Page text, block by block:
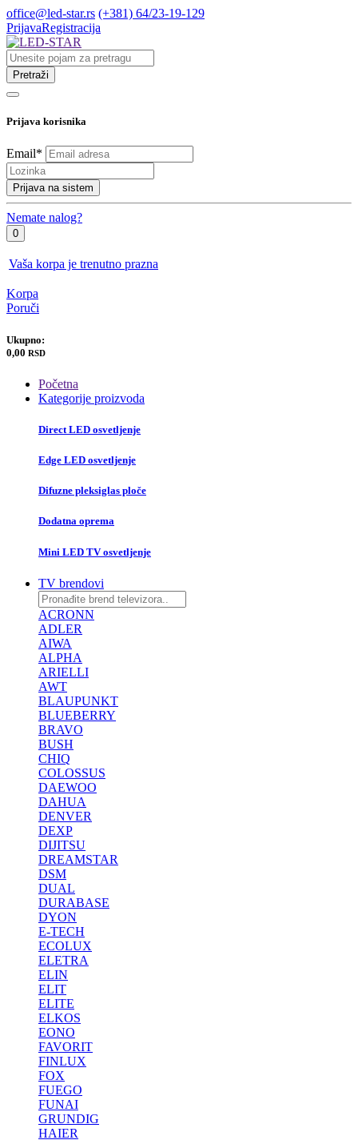
office@led-star.rs (+381) 64/23-19-129
PrijavaRegistracija
Pretraži
Prijava korisnika
Email*
Prijava na sistem
Nemate nalog?
0
Vaša korpa je trenutno prazna
Korpa
Poruči
Ukupno:
0,00 RSD
Početna
Kategorije proizvoda
Direct LED osvetljenje
Edge LED osvetljenje
Difuzne pleksiglas ploče
Dodatna oprema
Mini LED TV osvetljenje
TV brendovi
ACRONN
ADLER
AIWA
ALPHA
ARIELLI
AWT
BLAUPUNKT
BLUEBERRY
BRAVO
BUSH
CHIQ
COLOSSUS
DAEWOO
DAHUA
DENVER
DEXP
DIJITSU
DREAMSTAR
DSM
DUAL
DURABASE
DYON
E-TECH
ECOLUX
ELETRA
ELIN
ELIT
ELITE
ELKOS
EONO
FAVORIT
FINLUX
FOX
FUEGO
FUNAI
GRUNDIG
HAIER